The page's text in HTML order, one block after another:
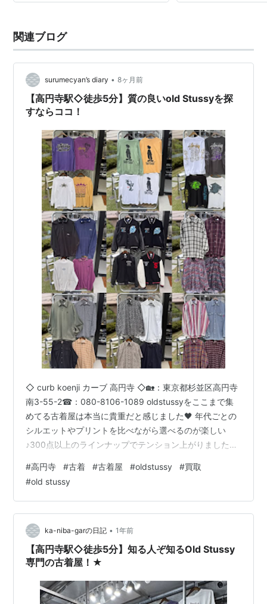
関連ブログ
surumecyan’s diary • 8ヶ月前
【高円寺駅◇徒歩5分】質の良いold Stussyを探
すならココ！
◇ curb koenji カーブ 高円寺 ◇🏡：東京都杉並区高円寺
南3-55-2☎：080-8106-1089 oldstussyをここまで集
めてる古着屋は本当に貴重だと感じました🖤 年代ごとの
シルエットやプリントを比べながら選べるのが楽しい
♪300点以上のラインナップでテンション上がりました🔥
✨ （Google投稿より引用） ◆ Old Stussyだけで勝負し
てます🔥 ◆ 80s〜00sの名作Tシャツ、スウェット、ジ
ャケットがずらり。 高円寺駅から徒歩5分にある「curb
koenji カーブ 高円寺」です！ 当店は、Ol…
#高円寺 #古着 #古着屋 #oldstussy #買取
#old stussy
ka-niba-garの日記 • 1年前
【高円寺駅◇徒歩5分】知る人ぞ知るOld Stussy
専門の古着屋！★